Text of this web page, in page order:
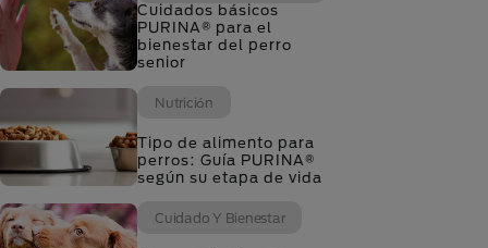
Cuidados básicos
PURINA® para el
bienestar del perro
senior
Nutrición
Tipo de alimento para
perros: Guía PURINA®
según su etapa de vida
Cuidado Y Bienestar